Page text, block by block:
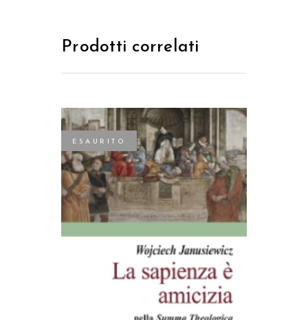
Prodotti correlati
ESAURITO
LEGGI TUTTO